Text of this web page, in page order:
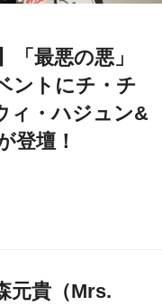
「最悪の悪」
ントにチ・チ
ィ・ハジュン&
登壇！
元貴（Mrs.